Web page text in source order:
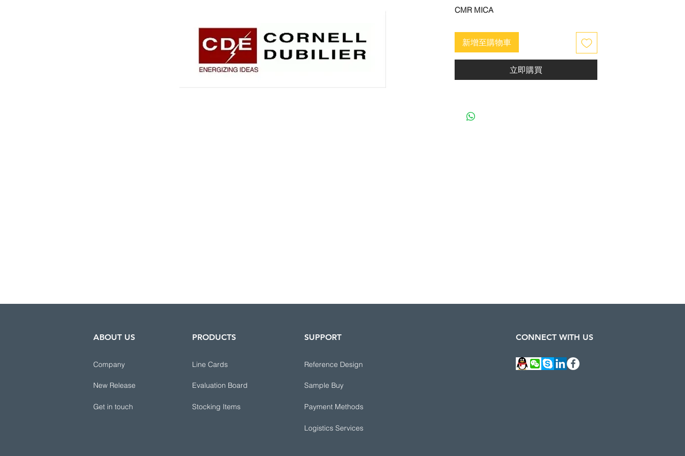
CMR MICA
新增至購物車
立即購買
ABOUT US
Company
New Release
Get in touch
PRODUCTS
Line Cards
Evaluation Board
Stocking Items
SUPPORT
Reference Design
Sample Buy
Payment Methods
CONNECT WITH US
Logistics Services